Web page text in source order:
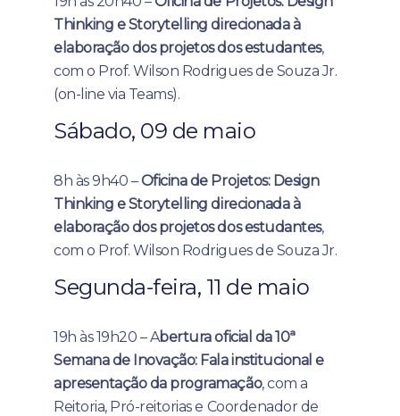
Thinking e Storytelling direcionada à
elaboração dos projetos dos estudantes,
com o Prof. Wilson Rodrigues de Souza Jr.
(on-line via Teams).
Sábado, 09 de maio
8h às 9h40 –Oficina de Projetos: Design
Thinking e Storytelling direcionada à
elaboração dos projetos dos estudantes,
com o Prof. Wilson Rodrigues de Souza Jr.
Segunda-feira, 11 de maio
19h às 19h20 – Abertura oficial da 10ª
Semana de Inovação: Fala institucional e
apresentação da programação, com a
Reitoria, Pró-reitorias e Coordenador de